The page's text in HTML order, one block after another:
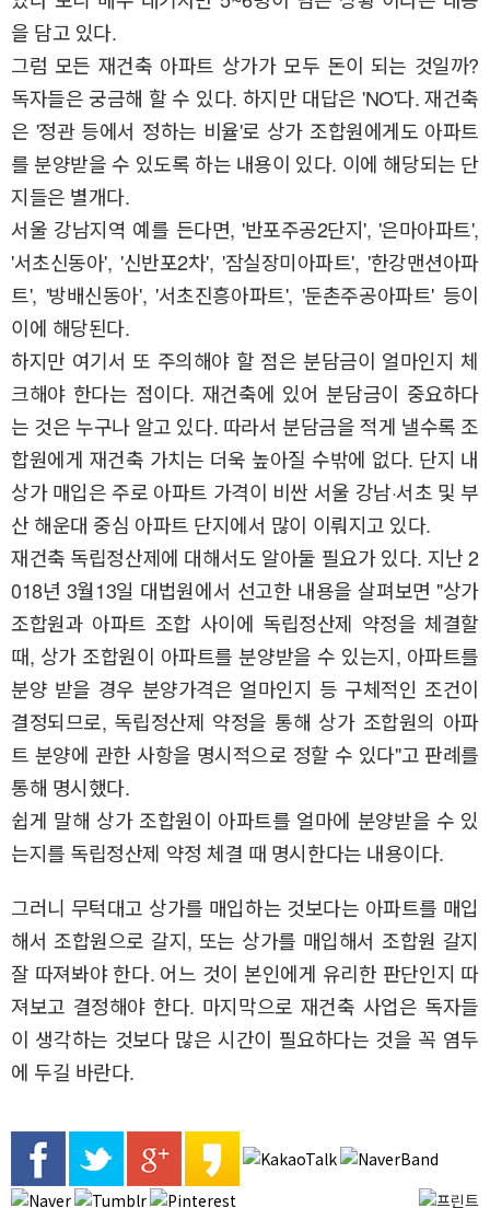
을 담고 있다.
그럼 모든 재건축 아파트 상가가 모두 돈이 되는 것일까?
독자들은 궁금해 할 수 있다. 하지만 대답은 'NO'다. 재건축
은 '정관 등에서 정하는 비율'로 상가 조합원에게도 아파트
를 분양받을 수 있도록 하는 내용이 있다. 이에 해당되는 단
지들은 별개다.
서울 강남지역 예를 든다면, '반포주공2단지', '은마아파트',
'서초신동아', '신반포2차', '잠실장미아파트', '한강맨션아파
트', '방배신동아', '서초진흥아파트', '둔촌주공아파트' 등이
이에 해당된다.
하지만 여기서 또 주의해야 할 점은 분담금이 얼마인지 체
크해야 한다는 점이다. 재건축에 있어 분담금이 중요하다
는 것은 누구나 알고 있다. 따라서 분담금을 적게 낼수록 조
합원에게 재건축 가치는 더욱 높아질 수밖에 없다. 단지 내
상가 매입은 주로 아파트 가격이 비싼 서울 강남·서초 및 부
산 해운대 중심 아파트 단지에서 많이 이뤄지고 있다.
재건축 독립정산제에 대해서도 알아둘 필요가 있다. 지난 2
018년 3월13일 대법원에서 선고한 내용을 살펴보면 "상가
조합원과 아파트 조합 사이에 독립정산제 약정을 체결할
때, 상가 조합원이 아파트를 분양받을 수 있는지, 아파트를
분양 받을 경우 분양가격은 얼마인지 등 구체적인 조건이
결정되므로, 독립정산제 약정을 통해 상가 조합원의 아파
트 분양에 관한 사항을 명시적으로 정할 수 있다"고 판례를
통해 명시했다.
쉽게 말해 상가 조합원이 아파트를 얼마에 분양받을 수 있
는지를 독립정산제 약정 체결 때 명시한다는 내용이다.
그러니 무턱대고 상가를 매입하는 것보다는 아파트를 매입
해서 조합원으로 갈지, 또는 상가를 매입해서 조합원 갈지
잘 따져봐야 한다. 어느 것이 본인에게 유리한 판단인지 따
져보고 결정해야 한다. 마지막으로 재건축 사업은 독자들
이 생각하는 것보다 많은 시간이 필요하다는 것을 꼭 염두
에 두길 바란다.